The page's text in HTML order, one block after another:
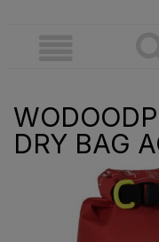
DRY BAG